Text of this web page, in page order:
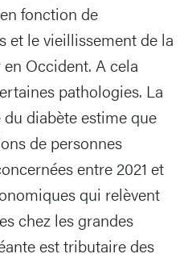
fonction de
et le vieillissement de la
Occident. A cela
pathologies. La
diabète estime que
de personnes
entre 2021 et
qui relèvent
chez les grandes
est tributaire des